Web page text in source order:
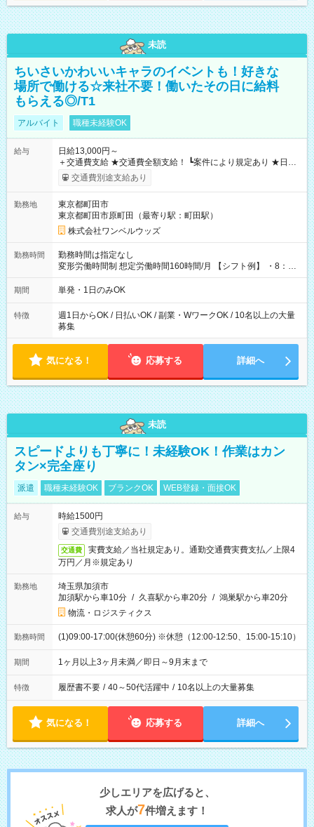
未読
ちいさいかわいいキャラのイベントも！好きな
場所で働ける☆来社不要！働いたその日に給料
もらえる◎/T1
アルバイト 職種未経験OK
給与
日給13,000円～
＋交通費支給 ★交通費全額支給！ ┗案件により規定あり ★日払
いOK！（規定あり） ┗働いたその日に現金GET♪ お仕事後はコ
ンビニATMから 日払い分を引き落とせます！ 【試用期間】試
交通費別途支給あり
勤務地
東京都町田市
東京都町田市原町田（最寄り駅：町田駅）
株式会社ワンベルウッズ
勤務時間
勤務時間は指定なし
変形労働時間制 想定労働時間160時間/月 【シフト例】 ・8：00
～21：00
期間 単発・1日のみOK
特徴
週1日からOK / 日払いOK / 副業・WワークOK / 10名以上の大量
募集
気になる！ 応募する 詳細へ
未読
スピードよりも丁寧に！未経験OK！作業はカン
タン×完全座り
派遣 職種未経験OK ブランクOK WEB登録・面接OK
給与
時給1500円
交通費別途支給あり
交通費
実費支給／当社規定あり。通勤交通費実費支払／上限4
万円／月※規定あり
勤務地
埼玉県加須市
加須駅から車10分 / 久喜駅から車20分 / 鴻巣駅から車20分
物流・ロジスティクス
勤務時間 (1)09:00-17:00(休憩60分) ※休憩（12:00-12:50、15:00-15:10）
期間 1ヶ月以上3ヶ月未満／即日～9月末まで
特徴 履歴書不要 / 40～50代活躍中 / 10名以上の大量募集
気になる！ 応募する 詳細へ
少しエリアを広げると、
求人が7件増えます！